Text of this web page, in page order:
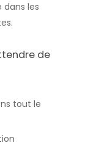
dans les
de
tout le